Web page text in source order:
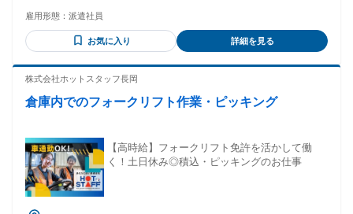
たい方 ✅ 未経験から始めたい方 ✅ 土日に休みたい方 経歴や
学歴は問いません。異業種からの転職、ブランクからの復帰
も歓迎しています。 「まずは話を聞いてみたい」という段階
雇用形態： 派遣社員
お気に入り 詳細を見る
株式会社ホットスタッフ長岡
倉庫内でのフォークリフト作業・ピッキング
【高時給】フォークリフト免許を活かして働
く！土日休み◎積込・ピッキングのお仕事